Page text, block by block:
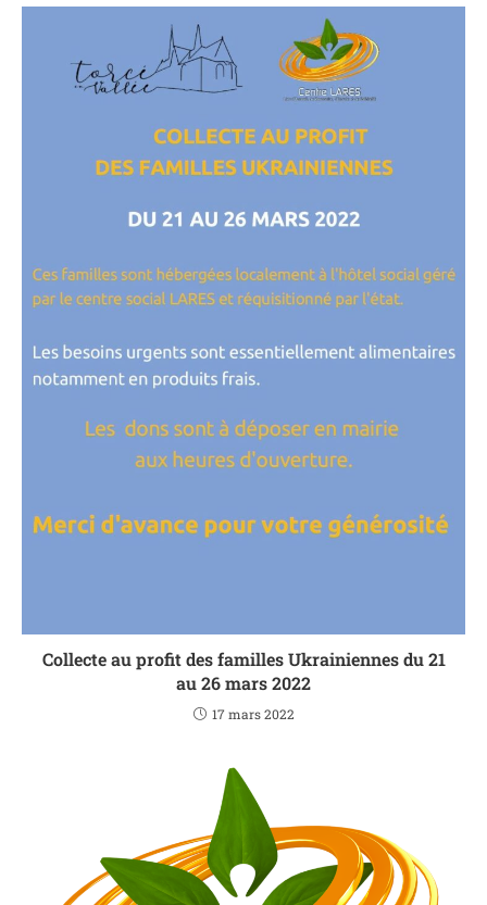
Collecte au profit des familles Ukrainiennes du 21
au 26 mars 2022
17 mars 2022